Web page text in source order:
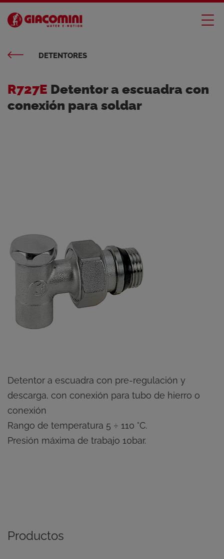
DETENTORES
R727E Detentor a escuadra con
conexión para soldar
Detentor a escuadra con pre-regulación y
descarga, con conexión para tubo de hierro o
conexión
Rango de temperatura 5 ÷ 110 °C.
Presión máxima de trabajo 10bar.
Productos